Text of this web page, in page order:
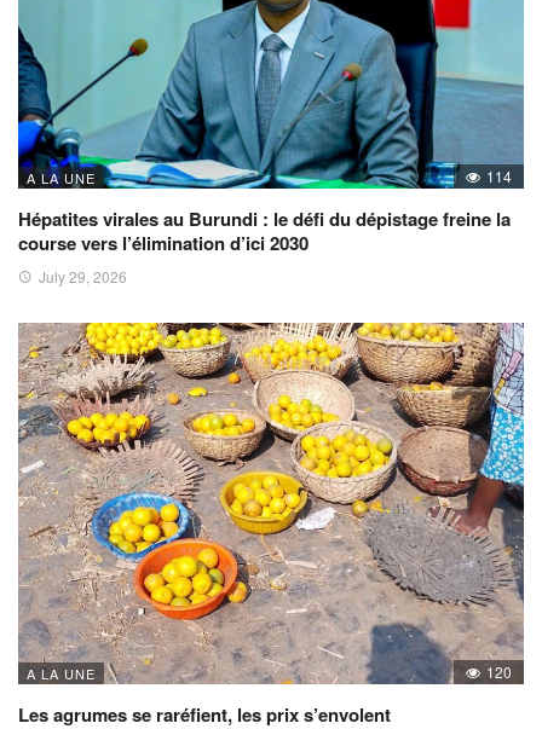
A LA UNE 114
Hépatites virales au Burundi : le défi du dépistage freine la
course vers l’élimination d’ici 2030
July 29, 2026
A LA UNE 120
Les agrumes se raréfient, les prix s’envolent